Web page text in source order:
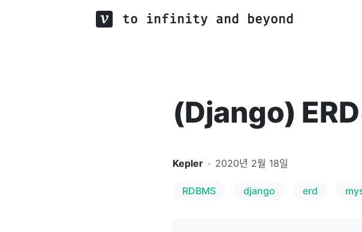
to infinity and beyond
(Django)
Kepler · 2020년 2월 18일
RDBMS django erd